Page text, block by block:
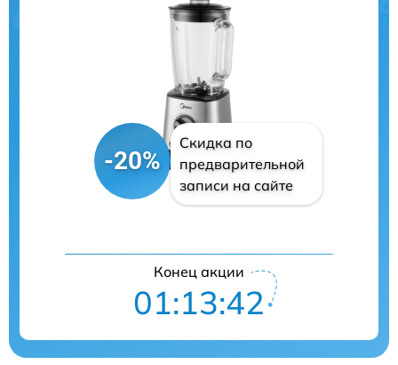
-20%
Скидка по
предварительной
записи на сайте
Конец акции
01:13:41